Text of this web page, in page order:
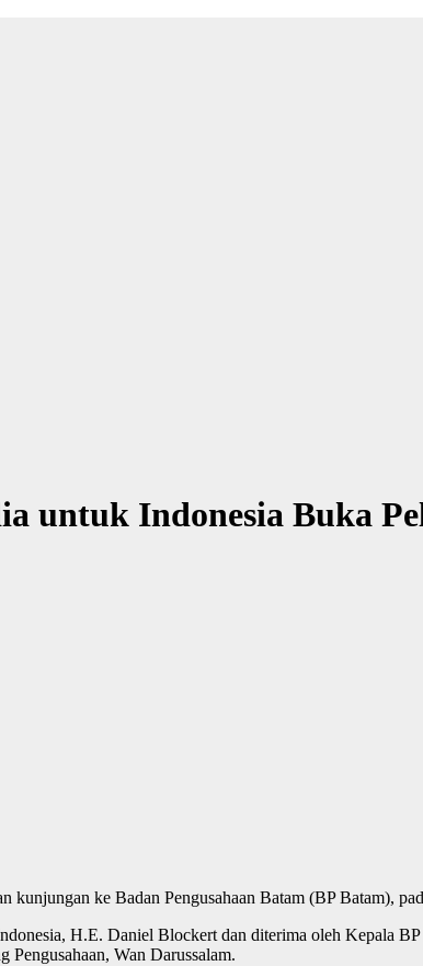
untuk Indonesia Buka
ke Badan Pengusahaan Batam (BP Batam),
H.E. Daniel Blockert dan diterima oleh Kepala
Wan Darussalam.